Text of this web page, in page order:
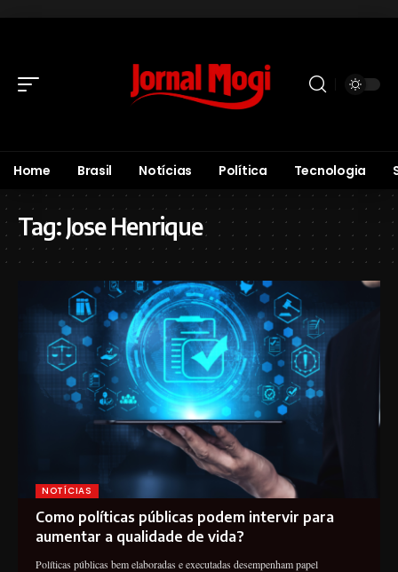
Home Brasil Notícias Política Tecnologia
Tag:Jose Henrique
NOTÍCIAS
Como políticas públicas podem intervir para
aumentar a qualidade de vida?
Políticas públicas bem elaboradas e executadas desempenham papel